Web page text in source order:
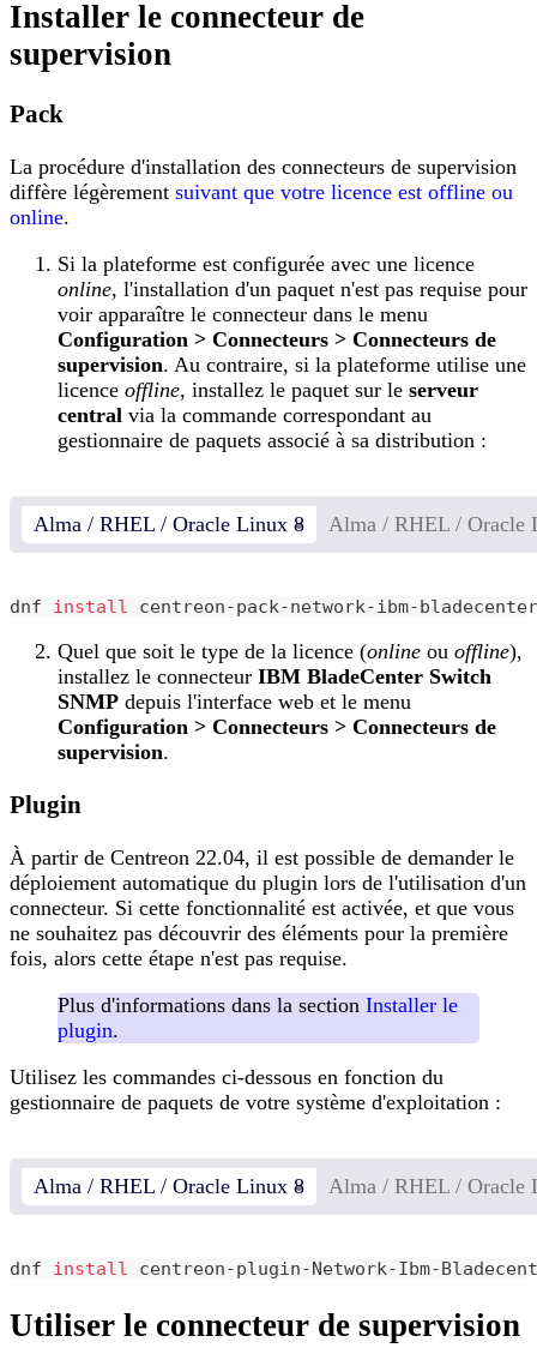
Installer le connecteur de
supervision
Pack
La procédure d'installation des connecteurs de supervision
diffère légèrement suivant que votre licence est offline ou
online.
Si la plateforme est configurée avec une licence
online, l'installation d'un paquet n'est pas requise pour
voir apparaître le connecteur dans le menu
Configuration > Connecteurs > Connecteurs de
supervision. Au contraire, si la plateforme utilise une
licence offline, installez le paquet sur le serveur
central via la commande correspondant au
gestionnaire de paquets associé à sa distribution :
Alma / RHEL / Oracle Linux 8 Alma / RHEL / Oracle
dnf install centreon-pack-network-ibm-
Quel que soit le type de la licence (online ou offline),
installez le connecteur IBM BladeCenter Switch
SNMP depuis l'interface web et le menu
Configuration > Connecteurs > Connecteurs de
supervision.
Plugin
À partir de Centreon 22.04, il est possible de demander le
déploiement automatique du plugin lors de l'utilisation d'un
connecteur. Si cette fonctionnalité est activée, et que vous
ne souhaitez pas découvrir des éléments pour la première
fois, alors cette étape n'est pas requise.
Plus d'informations dans la section Installer le
plugin.
Utilisez les commandes ci-dessous en fonction du
gestionnaire de paquets de votre système d'exploitation :
Alma / RHEL / Oracle Linux 8 Alma / RHEL / Oracle
dnf install centreon-plugin-Network-Ibm-
Utiliser le connecteur de supervision